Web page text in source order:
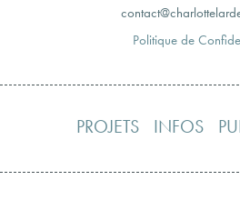
Politique de
PROJETS INFOS